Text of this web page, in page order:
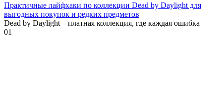
Практичные лайфхаки по коллекции Dead by Daylight для
выгодных покупок и редких предметов
Dead by Daylight – платная коллекция, где каждая ошибка
01